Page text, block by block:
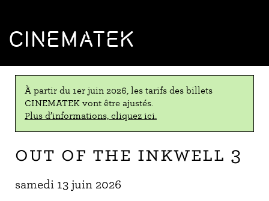
CINEMATEK
À partir du 1er juin 2026, les tarifs des billets
CINEMATEK vont être ajustés.
Plus d’informations, cliquez ici.
Out of the Inkwell 3
samedi 13 juin 2026